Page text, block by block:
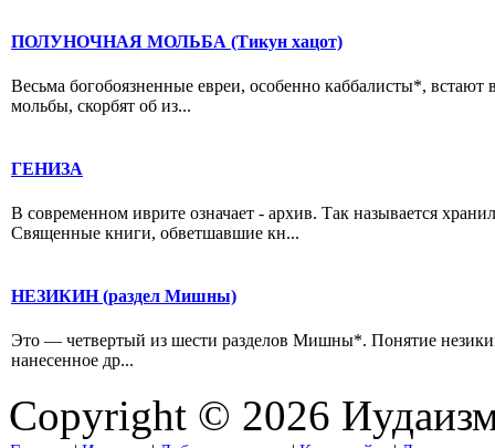
ПОЛУНОЧНАЯ МОЛЬБА (Тикун хацот)
Весьма богобоязненные евреи, особенно каббалисты*,
мольбы, скорбят об из...
ГЕНИЗА
В современном иврите означает - архив. Так называется
Священные книги, обветшавшие кн...
НЕЗИКИН (раздел Мишны)
Это — четвертый из шести разделов Мишны*. Понятие
нанесенное др...
Copyright © 2026